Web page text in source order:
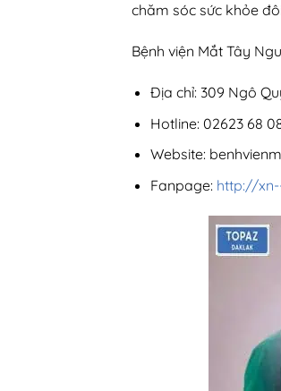
chăm sóc sức khỏe
Bệnh viện Mắt Tây
Địa chỉ: 309 Ngô
Hotline: 02623 68
Website:
Fanpage: http://